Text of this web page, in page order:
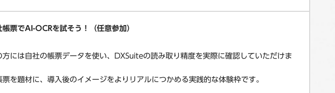
票でAI-OCRを試そう！（任意参加）
には自社の帳票データを使い、DXSuiteの読み取り精度を実際に確認していただけま
を題材に、導入後のイメージをよりリアルにつかめる実践的な体験枠です。